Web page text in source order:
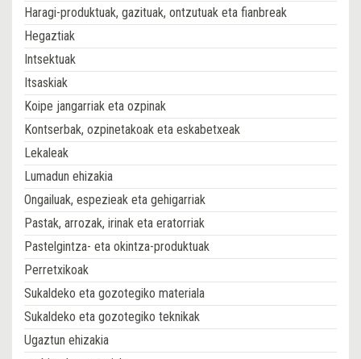
Haragi-produktuak, gazituak, ontzutuak eta fianbreak
Hegaztiak
Intsektuak
Itsaskiak
Koipe jangarriak eta ozpinak
Kontserbak, ozpinetakoak eta eskabetxeak
Lekaleak
Lumadun ehizakia
Ongailuak, espezieak eta gehigarriak
Pastak, arrozak, irinak eta eratorriak
Pastelgintza- eta okintza-produktuak
Perretxikoak
Sukaldeko eta gozotegiko materiala
Sukaldeko eta gozotegiko teknikak
Ugaztun ehizakia